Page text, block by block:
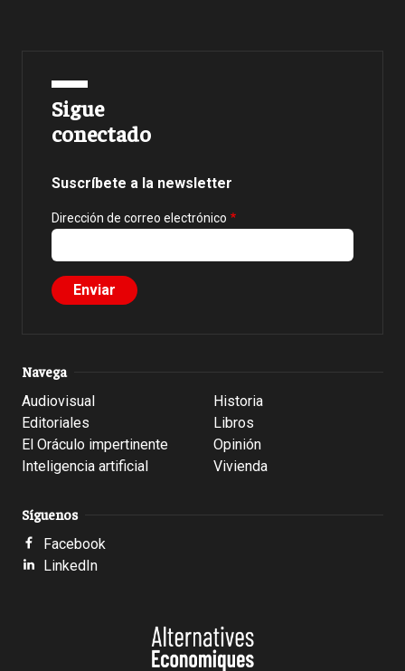
Sigue
conectado
Suscríbete a la newsletter
Dirección de correo electrónico
Navega
Audiovisual
Editoriales
El Oráculo impertinente
Inteligencia artificial
Historia
Libros
Opinión
Vivienda
Síguenos
Facebook
LinkedIn